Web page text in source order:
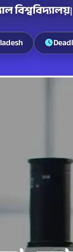
বিশ্ববিদ্যালয়